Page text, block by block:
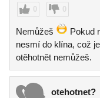
0 0
Nemůžeš
Pokud
nesmí do klína, což
otěhotnět nemůžeš.
otehotnet?